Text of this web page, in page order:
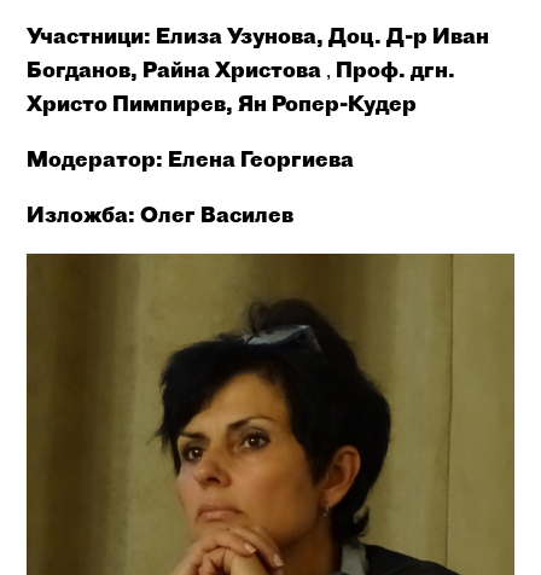
Участници: Елиза Узунова, Доц. Д-р Иван
Богданов, Райна Христова , Проф. дгн.
Христо Пимпирев, Ян Ропер-Кудер
Модератор: Елена Георгиева
Изложба: Олег Василев